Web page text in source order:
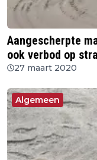
Aangescherpte
ook verbod op
27 maart 2020
Algemeen